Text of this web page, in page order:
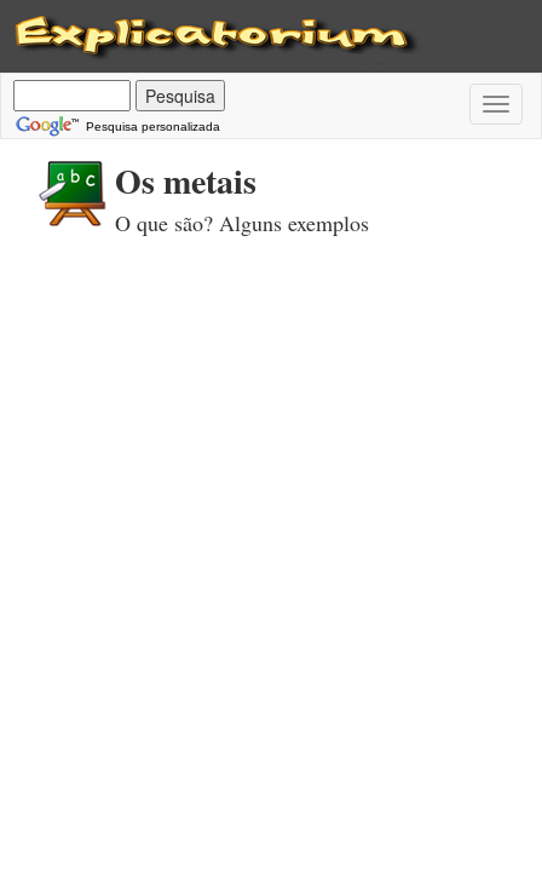
Pesquisa personalizada
Os metais
O que são? Alguns exemplos